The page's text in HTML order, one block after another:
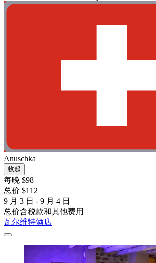
Anuschka
收起
每晚 $98
总价 $112
9 月 3 日 - 9 月 4 日
总价含税款和其他费用
瓦尔维特酒店